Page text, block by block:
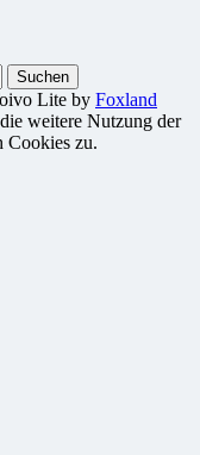
Lite by Foxland
weitere Nutzung der
Cookies zu.